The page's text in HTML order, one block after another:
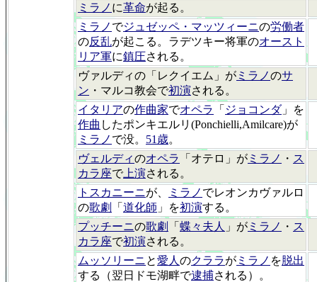
ミラノ に革命が起る。
ミラノ でジュゼッペ・マッツィーニの労働者
の反乱が起こる。ラデツキー将軍のオースト
リア軍に鎮圧される。
ヴァルディの「レクイエム」が ミラノのサ
ン ・マルコ教会で初演される。
イタリアの作曲家でオペラ 「 ジョコンダ」を
作曲 したポンキエルリ(Ponchielli,Amilcare)が
ミラノ で没。 51歳。
ヴェルディのオペラ 「オテロ」が ミラノ ・ ス
カラ座で上演される。
トスカニーニが、 ミラノ でレオンカヴァルロ
の歌劇 「 道化師 」を初演する。
プッチーニの歌劇 「 蝶々夫人 」が ミラノ ・ ス
カラ座で初演される。
ムッソリーニと愛人 のクララが ミラノ を脱出
する（翌日ドモ湖畔で逮捕される）。